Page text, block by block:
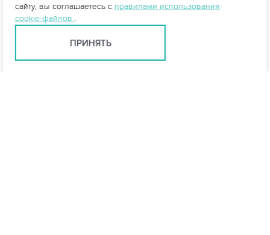
сайту, вы соглашаетесь с правилами использования
cookie-файлов .
ПРИНЯТЬ